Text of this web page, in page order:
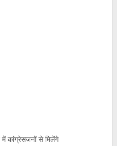
कांग्रेसजनों से मिलेंगे